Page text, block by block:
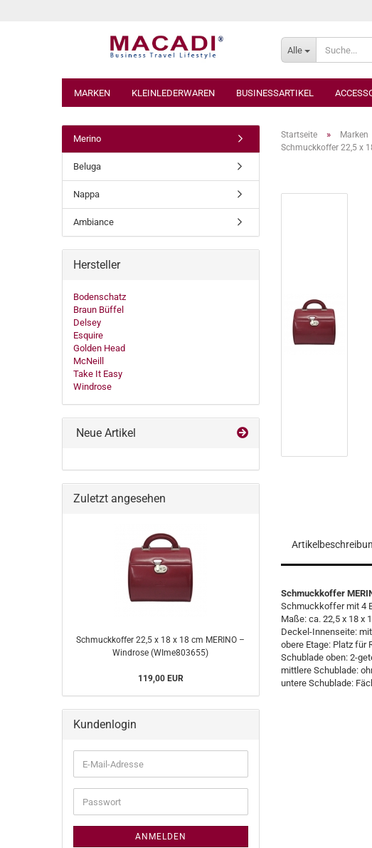
Alle
MARKEN KLEINLEDERWAREN BUSINESSARTIKEL
Startseite » Marken
Schmuckkoffer 22,5 x
Schmuckkoffer
Schmuckkoffer mit 4
Maße: ca. 22,5 x 18 x
Deckel-Innenseite: mit
obere Etage: Platz für
Schublade oben: 2-
mittlere Schublade:
untere Schublade:
Merino
Beluga
Nappa
Ambiance
Hersteller
Bodenschatz
Braun Büffel
Delsey
Esquire
Golden Head
McNeill
Take It Easy
Windrose
Neue Artikel
Zuletzt angesehen
Schmuckkoffer 22,5 x 18 x 18 cm MERINO –
Windrose (WIme803655)
119,00 EUR
Kundenlogin
E-
Mail-
Adresse
Passwort
ANMELDEN